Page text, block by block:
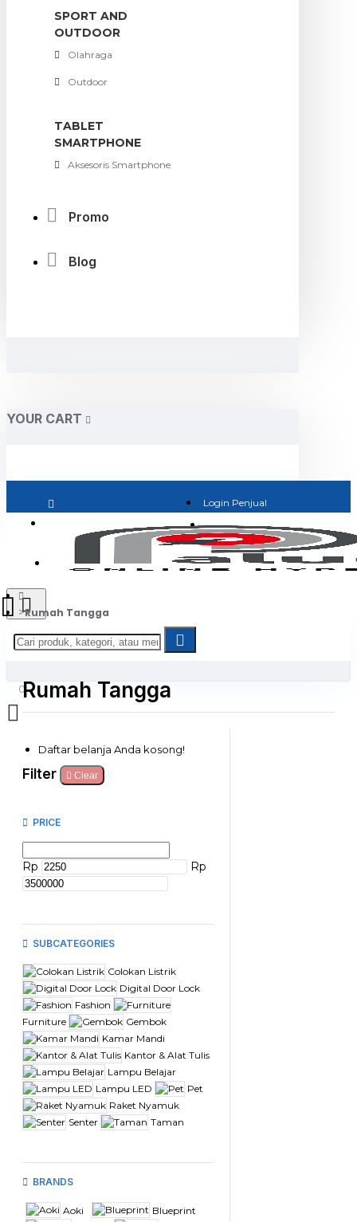
SPORT AND
OUTDOOR
Olahraga
Outdoor
TABLET
SMARTPHONE
Aksesoris Smartphone
Promo
Blog
YOUR CART
Login Penjual
Jadi Penjual
0
Daftar belanja Anda kosong!
Rumah Tangga
Rumah Tangga
Filter Clear
PRICE
Rp Rp
SUBCATEGORIES
Colokan Listrik
Digital Door Lock
Fashion
Furniture
Gembok
Kamar Mandi
Kantor & Alat Tulis
Lampu Belajar
Lampu LED
Pet
Raket Nyamuk
Senter
Taman
BRANDS
Aoki
Blueprint